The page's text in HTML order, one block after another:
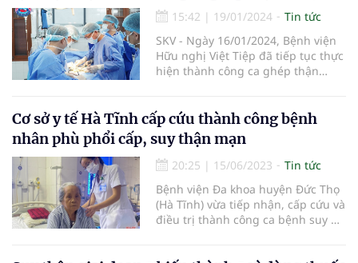
15:42 | 19/01/2024
Tin tức
SKV - Ngày 16/01/2024, Bệnh viện
Hữu nghị Việt Tiệp đã tiếp tục thực
hiện thành công ca ghép thận
suy thận mạn.
Cơ sở y tế Hà Tĩnh cấp cứu thành công bệnh
nhân phù phổi cấp, suy thận mạn
20:25 | 15/06/2023
Tin tức
Bệnh viện Đa khoa huyện Đức Thọ
(Hà Tĩnh) vừa tiếp nhận, cấp cứu và
điều trị thành công ca bệnh suy hô